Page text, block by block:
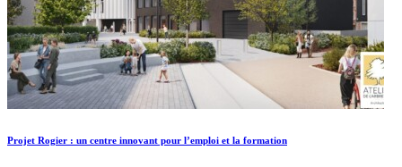
Projet Rogier : un centre innovant pour l’emploi et la formation